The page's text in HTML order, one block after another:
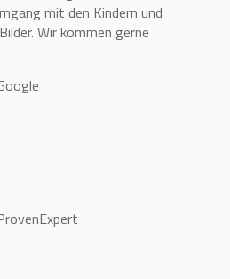
mit den Kindern und
Wir kommen gerne